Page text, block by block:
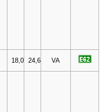
18,0 24,6 VA